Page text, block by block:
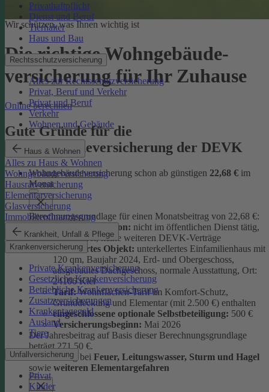
Privathaftpflicht
Dienst und Beruf
Tierhalter
Haus und Bau
Rechtsschutzversicherung
Alles zur Rechtsschutzversicherung
Privat, Beruf und Verkehr
Privat und Beruf
Verkehr
Wohnen und Gebäude
Haus & Wohnen
Alles zu Haus & Wohnen
Wohngebäudeversicherung
Hausratversicherung
Elementarversicherung
Glasversicherung
Immobilienfinanzierung
Krankheit, Unfall & Pflege
Krankenversicherung
Private Krankenversicherung
Gesetzliche Krankenversicherung
Betriebliche Krankenversicherung
Zusatzversicherungen
Krankentagegeld
Ausland
Tiere
Unfallversicherung
Privat
Kinder
Wir schützen, was Ihnen wichtig ist
Die richtige Wohngebäude­
versicherung für Ihr Zuhause
Online berechnen
Gute Gründe für die
Wohngebäudeversicherung der DEVK
Wohngebäudeversicherung schon ab günstigen 22,68 € im
Monat
Berechnungsgrundlage für einen Monatsbeitrag von 22,68 €:
versicherte Person: nicht im öffentlichen Dienst tätig,
schadenfrei, keine weiteren DEVK-Verträge
versichertes Objekt: unterkellertes Einfamilienhaus mit
120 qm, Baujahr 2024, Erd- und Obergeschoss,
ausgebautes Dachgeschoss, normale Ausstattung, Ort:
24106 Kiel
Tarif:Wohnflächen-Tarif im Komfort-Schutz,
Grunddeckung und Elementar (mit 2.500 €) enthalten
eingeschlossene optionale Selbstbeteiligung: 500 €
Versicherungsbeginn: Mai 2026
Der Jahresbeitrag auf Basis dieser Berechnungsgrundlage
beträgt 271,50 €.
Absicherung bei Feuer, Leitungswasser, Sturm und Hagel
sowie weiteren Elementargefahren